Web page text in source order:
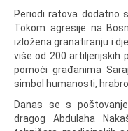
Periodi ratova dodatno
Tokom agresije na
izložena granatiranju i
više od 200 artiljerijskih
pomoći građanima
simbol humanosti,
Danas se s
dragog Abdulaha